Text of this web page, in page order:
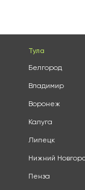
Тула
Белгород
Владимир
Воронеж
Калуга
Липецк
Нижний
Пенза